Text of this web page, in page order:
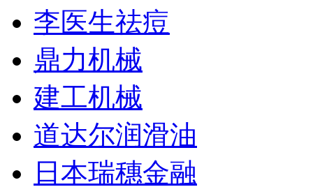
李医生祛痘
鼎力机械
建工机械
道达尔润滑油
日本瑞穗金融